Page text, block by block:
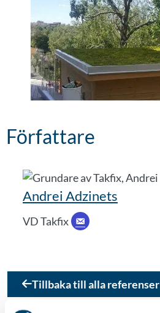
Författare
Andrei Adzinets
VD Takfix
Tillbaka till alla referenser